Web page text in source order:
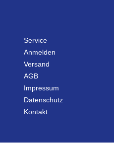
Service
Anmelden
Versand
AGB
Impressum
Datenschutz
Kontakt